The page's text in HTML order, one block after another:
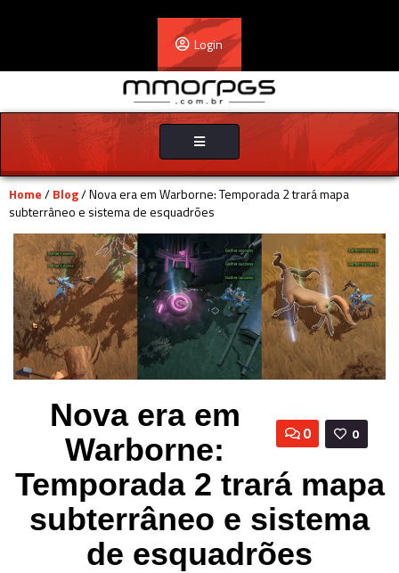
Login
Toggle
navigation
Home/Blog/ Nova era em Warborne: Temporada 2 trará mapa
subterrâneo e sistema de esquadrões
0
0
Nova era em
Warborne:
Temporada 2 trará mapa
subterrâneo e sistema
de esquadrões